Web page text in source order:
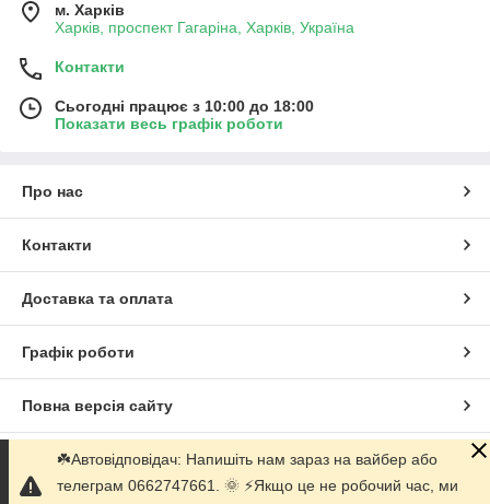
м. Харків
Харків, проспект Гагаріна, Харків, Україна
Контакти
Сьогодні працює з 10:00 до 18:00
Показати весь графік роботи
Про нас
Контакти
Доставка та оплата
Графік роботи
Повна версія сайту
Сайт створено на маркетплейсіProm.ua
☘️Автовідповідач: Напишіть нам зараз на вайбер або
телеграм 0662747661. 🌞 ⚡️Якщо це не робочий час, ми